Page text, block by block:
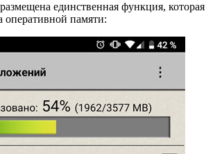
единственная функция, которая
оперативной памяти: